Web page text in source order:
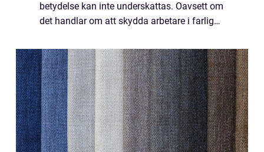
betydelse kan inte underskattas. Oavsett om
det handlar om att skydda arbetare i farliga
vardagsliv i områden med...